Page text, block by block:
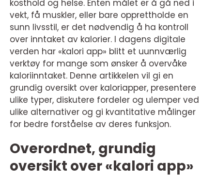
kosthold og helse. Enten målet er å gå ned i
vekt, få muskler, eller bare opprettholde en
sunn livsstil, er det nødvendig å ha kontroll
over inntaket av kalorier. I dagens digitale
verden har «kalori app» blitt et uunnværlig
verktøy for mange som ønsker å overvåke
kaloriinntaket. Denne artikkelen vil gi en
grundig oversikt over kaloriapper, presentere
ulike typer, diskutere fordeler og ulemper ved
ulike alternativer og gi kvantitative målinger
for bedre forståelse av deres funksjon.
Overordnet, grundig
oversikt over «kalori app»